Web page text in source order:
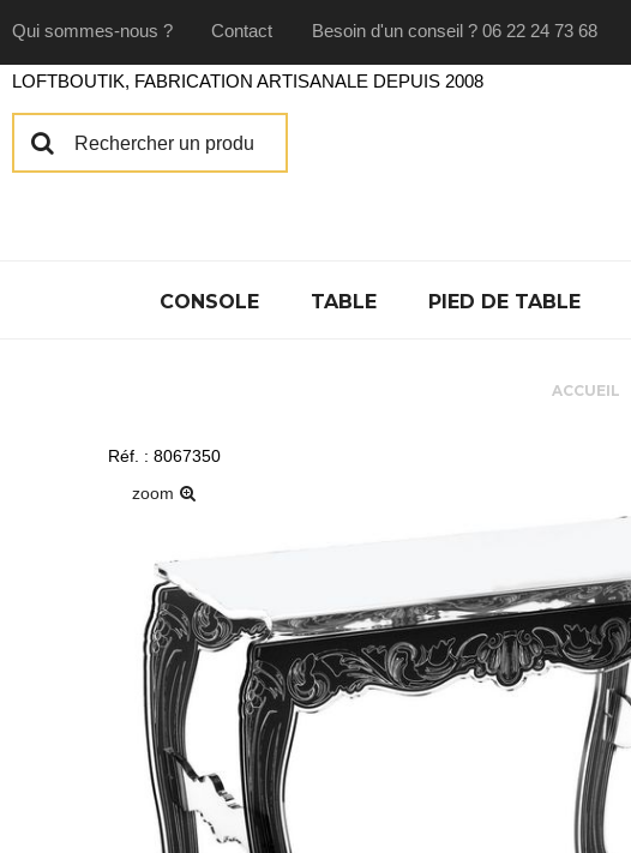
Qui sommes-nous ? Contact Besoin d'un conseil ? 06 22 24 73 68
CONSOLE TABLE PIED DE TABLE
ACCUEIL
Réf. : 8067350
zoom
LOFTBOUTIK, FABRICATION ARTISANALE DEPUIS 2008